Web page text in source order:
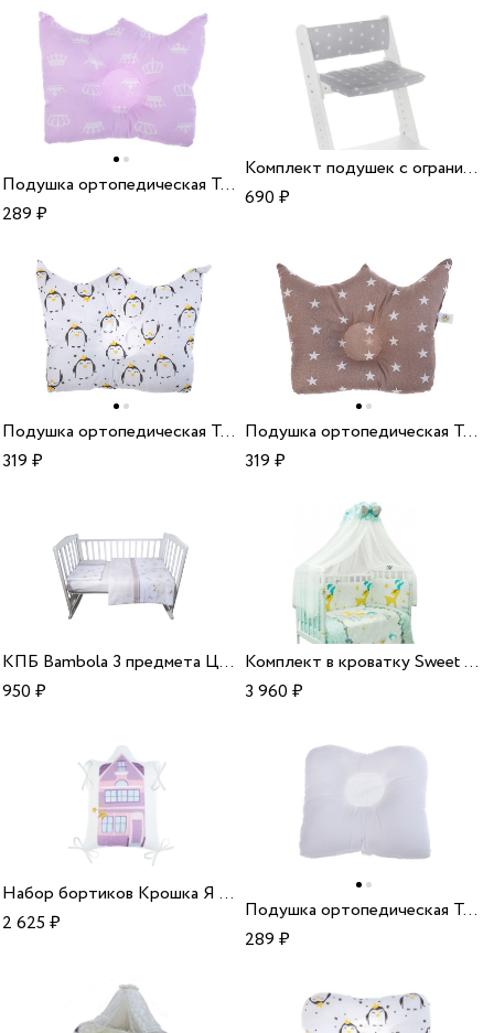
Подушка ортопедическая Тутси для новорожденных Корона сиреневый
289₽
Комплект подушек с ограничителем для стульчика Sweet Baby Mio серый
690₽
Подушка ортопедическая Тутси Корона Королевский пингвин
319₽
Подушка ортопедическая Тутси Корона Звезда кофейный
319₽
КПБ Bambola 3 предмета Цыплята бязь бежевый
950₽
Комплект в кроватку Sweet Baby Renna Blu голубой 7 предметов сатин
3 960₽
Набор бортиков Крошка Я Сладкие мечты хлопок
2 625₽
Подушка ортопедическая Тутси для новорожденных белый
289₽